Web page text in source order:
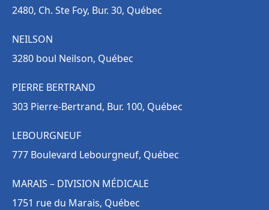
2480, Ch. Ste Foy, Bur. 30, Québec
NEILSON
3280 boul Neilson, Québec
PIERRE BERTRAND
303 Pierre-Bertrand, Bur. 100, Québec
LEBOURGNEUF
777 Boulevard Lebourgneuf, Québec
MARAIS – DIVISION MÉDICALE
1751 rue du Marais, Québec